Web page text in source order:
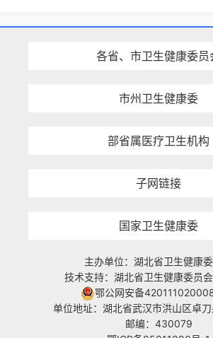
各省、市卫生健康委员
市州卫生健康委
部省属医疗卫生机构
子网链接
国家卫生健康委
主办单位：湖北省卫生健康
技术支持：湖北省卫生健康委员
鄂公网安备
单位地址：湖北省武汉市洪山区卓
邮编：430079